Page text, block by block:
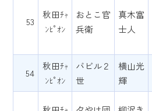
53
秋田ﾁｬ
ﾝﾋﾟｵﾝ
おとこ官
兵衛
真木富
士人
54
秋田ﾁｬ
ﾝﾋﾟｵﾝ
バビル２
世
横山光
輝